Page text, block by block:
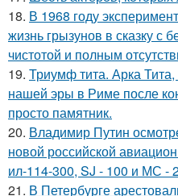
18. В 1968 году
жизнь грызунов в сказку с
чистотой и полным
19. Триумф тита. Арка Тита,
нашей эры в Риме после
просто памятник.
20. Владимир Путин
новой российской
ил-114-300, SJ - 100 и МС -
21. В Петербурге